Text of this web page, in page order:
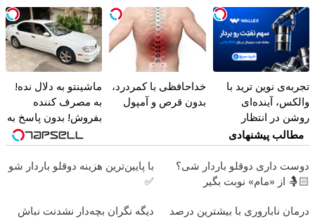
خریدار واقعی*
تجربه‌ی نوین ترید با
والکس، آینده‌ای
روشن در انتظار
شماست
خداحافظی با کمردرد،
بدون قرص و آمپول
ماشینتو به دلال نده!
به مصرف کننده
بفروش! بدون پاسخ به
یک تماس
مطالب پیشنهادی
دوست داری دوقلو باردار شی؟
🤱🏻 از «مام» نوبت بگیر
با پایین‌ترین هزینه دوقلو باردار شو
✅
درمان ناباروری با بیشترین درصد
دیگه نگران بچه‌دار نشدنت نباش